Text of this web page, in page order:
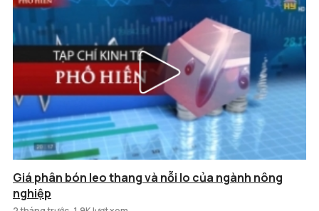
Giá phân bón leo thang và nỗi lo của ngành nông
nghiệp